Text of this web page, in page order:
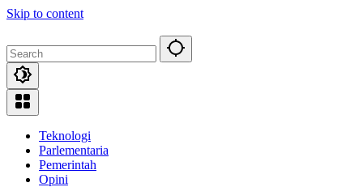
Skip to content
Teknologi
Parlementaria
Pemerintah
Opini